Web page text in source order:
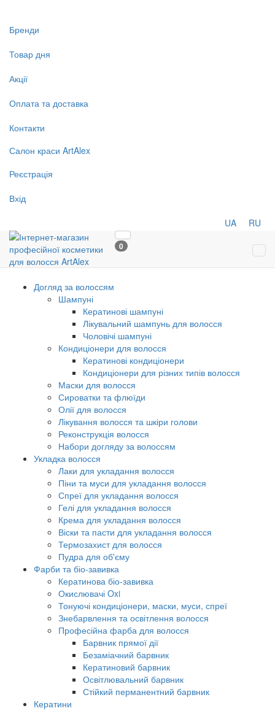
Бренди
Товар дня
Акції
Оплата та доставка
Контакти
Салон краси ArtAlex
Реєстрація
Вхід
UA RU
0
Догляд за волоссям
Шампуні
Кератинові шампуні
Лікувальний шампунь для волосся
Чоловічі шампуні
Кондиціонери для волосся
Кератинові кондиціонери
Кондиціонери для різних типів волосся
Маски для волосся
Сироватки та флюїди
Олії для волосся
Лікування волосся та шкіри голови
Реконструкція волосся
Набори догляду за волоссям
Укладка волосся
Лаки для укладання волосся
Піни та муси для укладання волосся
Спреї для укладання волосся
Гелі для укладання волосся
Крема для укладання волосся
Віски та пасти для укладання волосся
Термозахист для волосся
Пудра для об'єму
Фарби та біо-завивка
Кератинова біо-завивка
Окислювачі Oxi
Тонуючі кондиціонери, маски, муси, спреї
Знебарвлення та освітлення волосся
Професійна фарба для волосся
Барвник прямої дії
Безаміачний барвник
Кератиновий барвник
Освітлювальний барвник
Стійкий перманентний барвник
Кератини